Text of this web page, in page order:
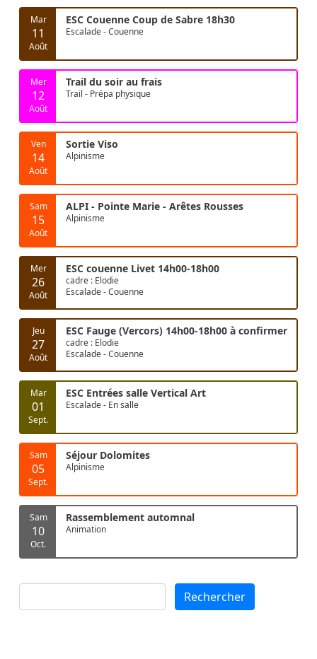
Mar
11
Août
ESC Couenne Coup de Sabre 18h30
Escalade - Couenne
Mer
12
Août
Trail du soir au frais
Trail - Prépa physique
Ven
14
Août
Sortie Viso
Alpinisme
Sam
15
Août
ALPI - Pointe Marie - Arêtes Rousses
Alpinisme
Mer
26
Août
ESC couenne Livet 14h00-18h00
cadre : Elodie
Escalade - Couenne
Jeu
27
Août
ESC Fauge (Vercors) 14h00-18h00 à confirmer
cadre : Elodie
Escalade - Couenne
Mar
01
Sept.
ESC Entrées salle Vertical Art
Escalade - En salle
Sam
05
Sept.
Séjour Dolomites
Alpinisme
Sam
10
Oct.
Rassemblement automnal
Animation
Rechercher Rechercher